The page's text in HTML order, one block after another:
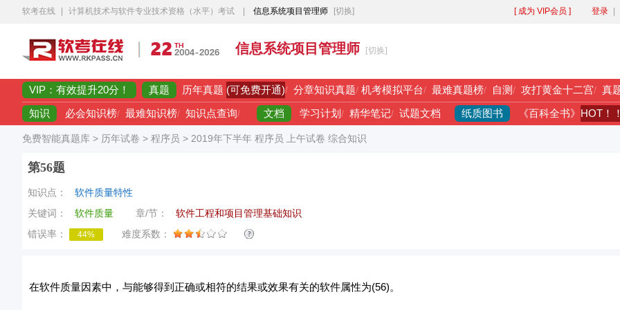
软考在线 计算机技术与软件专业技术资格（水平）考试 信息系统项目管理师 [切换] [ 成为 VIP会员 ] 登录
信息系统项目管理师 [切换]
VIP：有效提升20分！ 真题 历年真题 (可免费开通)/ 分章知识真题/ 机考模拟平台/ 最难真题榜/ 自测/ 攻打黄金十二宫/ 真
知识 必会知识榜/ 最难知识榜/ 知识点查询/ 文档 学习计划/ 精华笔记/ 试题文档 纸质图书 《百科全书》 HOT！
免费智能真题库 > 历年试卷 > 程序员 > 2019年下半年 程序员 上午试卷 综合知识
第56题
知识点：
软件质量特性
关键词：
软件质量 章/节：
软件工程和项目管理基础知识
错误率：
44% 难度系数：
在软件质量因素中，与能够得到正确或相符的结果或效果有关的软件属性为(56)。